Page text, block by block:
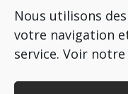
Nous utilisons
votre navigation
service. Voir
Syndrome de Bartter